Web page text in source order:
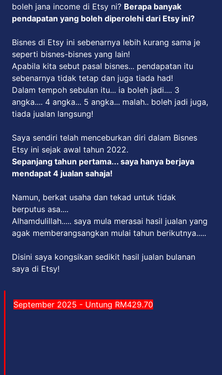
boleh jana income di Etsy ni? Berapa banyak
pendapatan yang boleh diperolehi dari Etsy ini?
Bisnes di Etsy ini sebenarnya lebih kurang sama je
seperti bisnes-bisnes yang lain!
Apabila kita sebut pasal bisnes... pendapatan itu
sebenarnya tidak tetap dan juga tiada had!
Dalam tempoh sebulan itu... ia boleh jadi.... 3
angka.... 4 angka... 5 angka... malah.. boleh jadi juga,
tiada jualan langsung!
Saya sendiri telah menceburkan diri dalam Bisnes
Etsy ini sejak awal tahun 2022.
Sepanjang tahun pertama... saya hanya berjaya
mendapat 4 jualan sahaja!
Namun, berkat usaha dan tekad untuk tidak
berputus asa....
Alhamdulillah..... saya mula merasai hasil jualan yang
agak memberangsangkan mulai tahun berikutnya.....
Disini saya kongsikan sedikit hasil jualan bulanan
saya di Etsy!
September 2025 - Untung RM429.70